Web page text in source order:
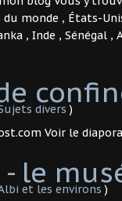
monde , États-
, Inde , Sénégal
divers )
Voir le
- le
et les environs )